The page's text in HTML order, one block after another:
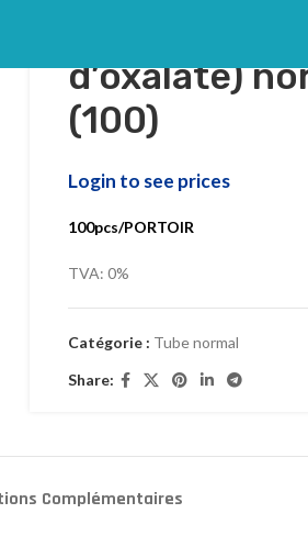
Tube
d’oxalate)
(100)
Login to see prices
100pcs/PORTOIR
TVA: 0%
Catégorie : Tube normal
Share:
Complémentaires